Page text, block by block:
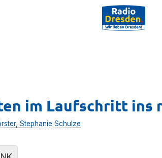
im Laufschritt ins
Stephanie Schulze